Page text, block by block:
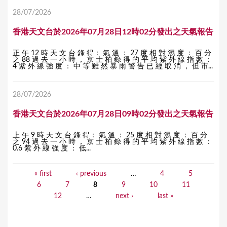
28/07/2026
香港天文台於2026年07月28日12時02分發出之天氣報告
正 午 12 時 天 文 台 錄 得： 氣 溫 ： 27 度 相 對 濕 度 ： 百 分
之 88 過 去 一 小 時 ， 京 士 柏 錄 得 的 平 均 紫 外 線 指 數 ：
4 紫 外 線 強 度 ： 中 等 雖 然 暴 雨 警 告 已 經 取 消 ， 但 市...
28/07/2026
香港天文台於2026年07月28日09時02分發出之天氣報告
上 午 9 時 天 文 台 錄 得： 氣 溫 ： 25 度 相 對 濕 度 ： 百 分
之 94 過 去 一 小 時 ， 京 士 柏 錄 得 的 平 均 紫 外 線 指 數 ：
0.6 紫 外 線 強 度 ： 低...
« first ‹ previous … 4
5
6
7 8 9 10
11
12
… next › last »